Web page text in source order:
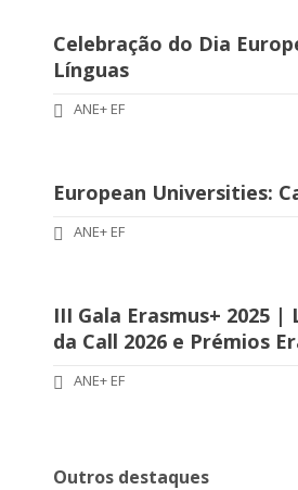
Celebração do Dia
Línguas
ANE+ EF
European Universities:
ANE+ EF
III Gala Erasmus+ 2025 |
da Call 2026 e Prémios
ANE+ EF
Outros destaques